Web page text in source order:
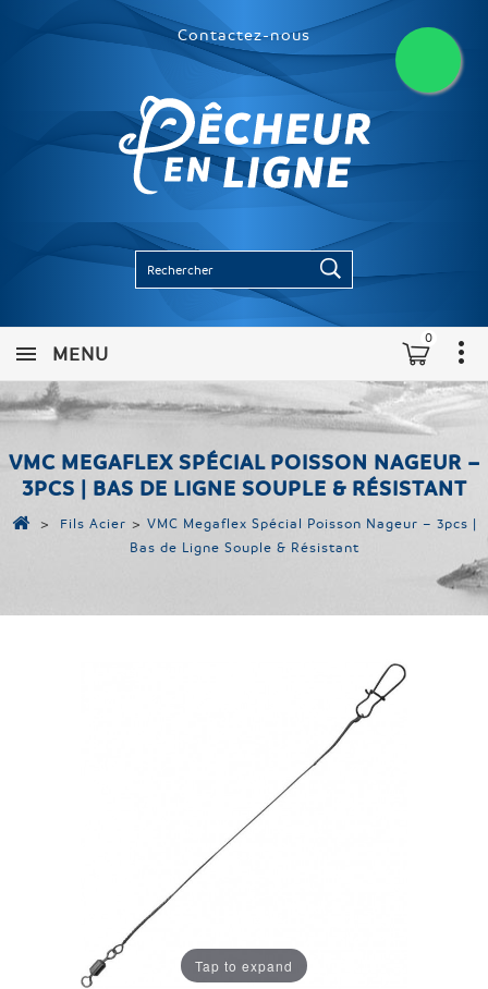
Contactez-nous
0
MENU
VMC MEGAFLEX SPÉCIAL POISSON NAGEUR –
3PCS | BAS DE LIGNE SOUPLE & RÉSISTANT
> Fils Acier > VMC Megaflex Spécial Poisson Nageur – 3pcs |
Bas de Ligne Souple & Résistant
Tap to expand